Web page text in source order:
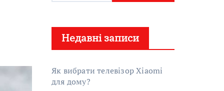
:
Недавні записи
Як вибрати телевізор Xiaomi
для дому?